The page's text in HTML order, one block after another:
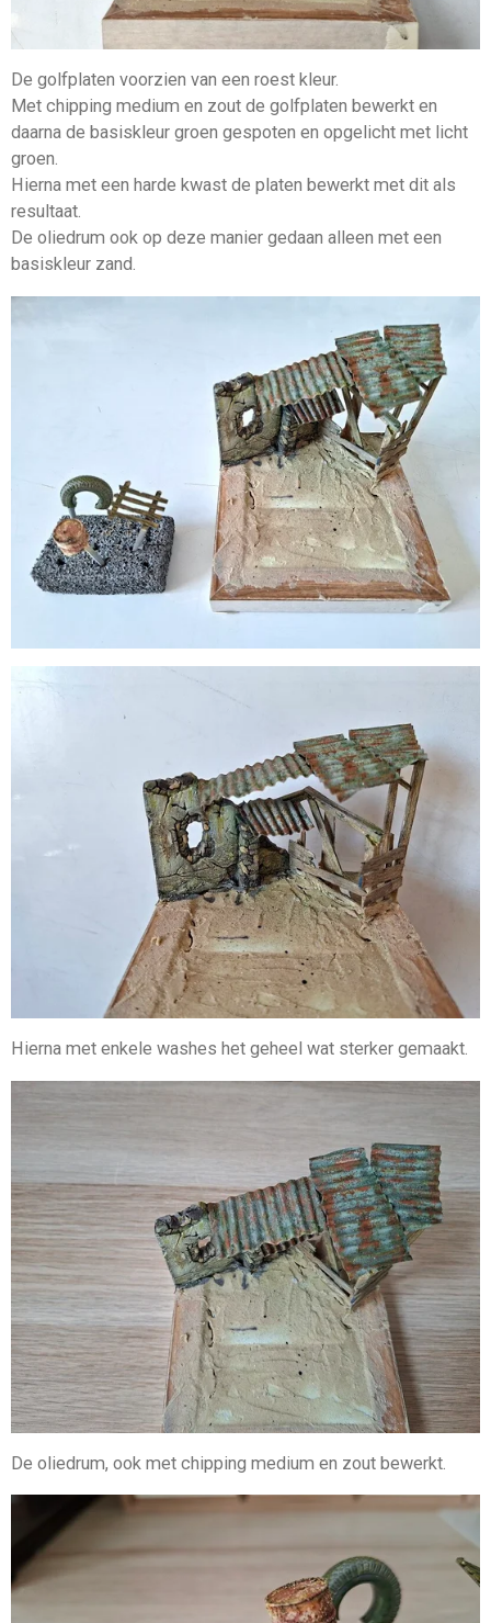
De golfplaten voorzien van een roest kleur.
Met chipping medium en zout de golfplaten bewerkt en
daarna de basiskleur groen gespoten en opgelicht met licht
groen.
Hierna met een harde kwast de platen bewerkt met dit als
resultaat.
De oliedrum ook op deze manier gedaan alleen met een
basiskleur zand.
Hierna met enkele washes het geheel wat sterker gemaakt.
De oliedrum, ook met chipping medium en zout bewerkt.